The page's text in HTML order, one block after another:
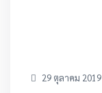
29 ตุลาคม 2019